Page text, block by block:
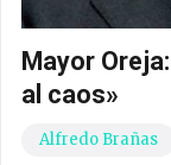
Mayor
al caos»
Alfredo Brañas